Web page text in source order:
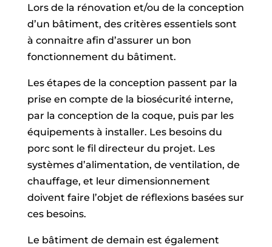
Lors de la rénovation et/ou de la conception
d’un bâtiment, des critères essentiels sont
à connaitre afin d’assurer un bon
fonctionnement du bâtiment.
Les étapes de la conception passent par la
prise en compte de la biosécurité interne,
par la conception de la coque, puis par les
équipements à installer. Les besoins du
porc sont le fil directeur du projet. Les
systèmes d’alimentation, de ventilation, de
chauffage, et leur dimensionnement
doivent faire l’objet de réflexions basées sur
ces besoins.
Le bâtiment de demain est également